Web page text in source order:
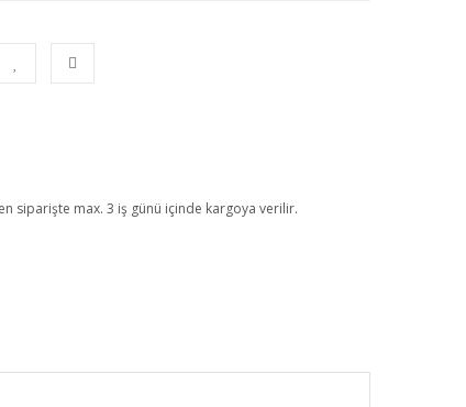
siparişte max. 3 iş günü içinde kargoya verilir.